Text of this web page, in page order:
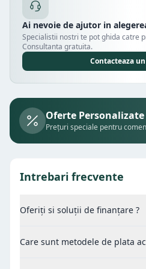
Ai nevoie de ajutor in
Specialistii nostri te pot ghida catre
Consultanta gratuita.
Contacteaza
Oferte Personalizate
Prețuri speciale pentru
Intrebari frecvente
Oferiți si soluții de finanțare ?
Care sunt metodele de plata